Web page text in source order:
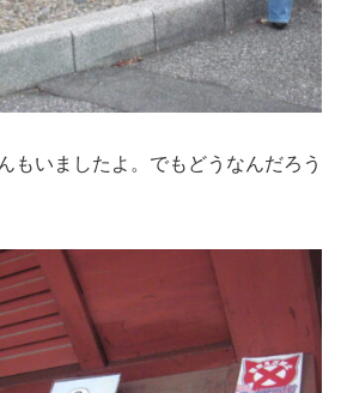
もいましたよ。でもどうなんだろう